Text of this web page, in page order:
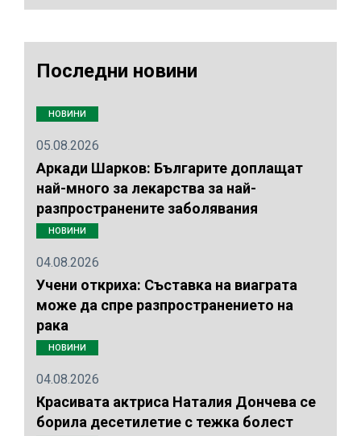
Последни новини
НОВИНИ
05.08.2026
Аркади Шарков: Българите доплащат
най-много за лекарства за най-
разпространените заболявания
НОВИНИ
04.08.2026
Учени откриха: Съставка на виаграта
може да спре разпространението на
рака
НОВИНИ
04.08.2026
Красивата актриса Наталия Дончева се
борила десетилетие с тежка болест